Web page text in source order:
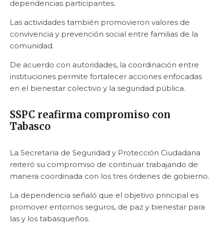
dependencias participantes.
Las actividades también promovieron valores de
convivencia y prevención social entre familias de la
comunidad.
De acuerdo con autoridades, la coordinación entre
instituciones permite fortalecer acciones enfocadas
en el bienestar colectivo y la seguridad pública.
SSPC reafirma compromiso con
Tabasco
La Secretaría de Seguridad y Protección Ciudadana
reiteró su compromiso de continuar trabajando de
manera coordinada con los tres órdenes de gobierno.
La dependencia señaló que el objetivo principal es
promover entornos seguros, de paz y bienestar para
las y los tabasqueños.